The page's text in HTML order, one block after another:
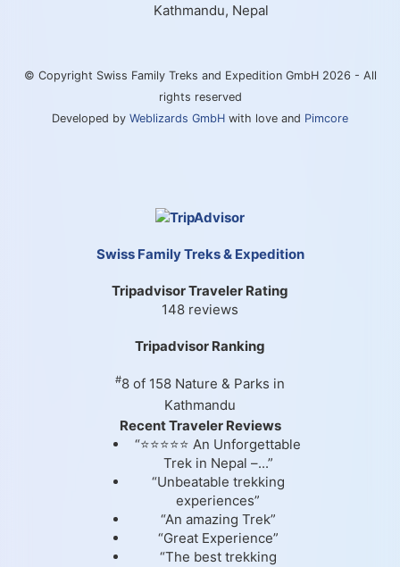
Kathmandu, Nepal
© Copyright Swiss Family Treks and Expedition GmbH 2026 - All
rights reserved
Developed by Weblizards GmbH with love and Pimcore
Swiss Family Treks & Expedition
Tripadvisor Traveler Rating
148 reviews
Tripadvisor Ranking
#8 of 158 Nature & Parks in
Kathmandu
Recent Traveler Reviews
“⭐⭐⭐⭐⭐ An Unforgettable
Trek in Nepal –...”
“Unbeatable trekking
experiences”
“An amazing Trek”
“Great Experience”
“The best trekking